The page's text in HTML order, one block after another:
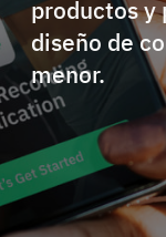
productos y
diseño de
menor.